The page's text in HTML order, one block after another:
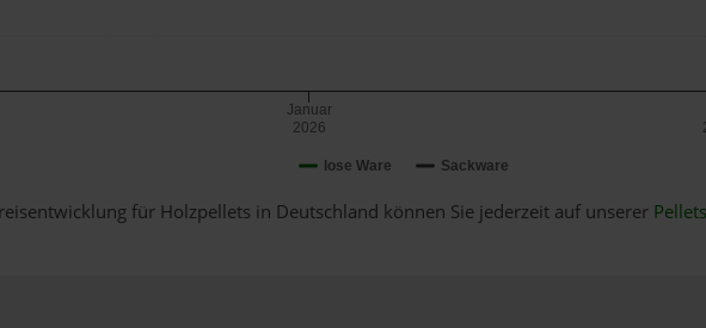
lose Ware Sackware
Januar
2026
für Holzpellets in Deutschland können Sie jederzeit auf unserer